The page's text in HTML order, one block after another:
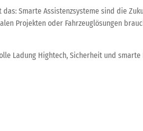
Smarte Assistenzsysteme sind die
Projekten oder Fahrzeuglösungen
Ladung Hightech, Sicherheit und